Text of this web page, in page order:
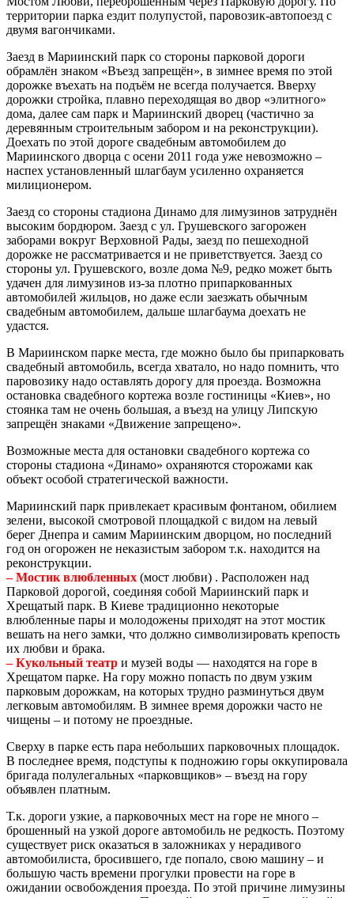
территории парка ездит полупустой, паровозик-автопоезд с
двумя вагончиками.
Заезд в Мариинский парк со стороны парковой дороги
обрамлён знаком «Въезд запрещён», в зимнее время по этой
дорожке въехать на подъём не всегда получается. Вверху
дорожки стройка, плавно переходящая во двор «элитного»
дома, далее сам парк и Мариинский дворец (частично за
деревянным строительным забором и на реконструкции).
Доехать по этой дороге свадебным автомобилем до
Мариинского дворца с осени 2011 года уже невозможно –
наспех установленный шлагбаум усиленно охраняется
милиционером.
Заезд со стороны стадиона Динамо для лимузинов затруднён
высоким бордюром. Заезд с ул. Грушевского загорожен
заборами вокруг Верховной Рады, заезд по пешеходной
дорожке не рассматривается и не приветствуется. Заезд со
стороны ул. Грушевского, возле дома №9, редко может быть
удачен для лимузинов из-за плотно припаркованных
автомобилей жильцов, но даже если заезжать обычным
свадебным автомобилем, дальше шлагбаума доехать не
удастся.
В Мариинском парке места, где можно было бы припарковать
свадебный автомобиль, всегда хватало, но надо помнить, что
паровозику надо оставлять дорогу для проезда. Возможна
остановка свадебного кортежа возле гостиницы «Киев», но
стоянка там не очень большая, а въезд на улицу Липскую
запрещён знаками «Движение запрещено».
Возможные места для остановки свадебного кортежа со
стороны стадиона «Динамо» охраняются сторожами как
объект особой стратегической важности.
Мариинский парк привлекает красивым фонтаном, обилием
зелени, высокой смотровой площадкой с видом на левый
берег Днепра и самим Мариинским дворцом, но последний
год он огорожен не неказистым забором т.к. находится на
реконструкции.
– Мостик влюбленных (мост любви) . Расположен над
Парковой дорогой, соединяя собой Мариинский парк и
Хрещатый парк. В Киеве традиционно некоторые
влюбленные пары и молодожены приходят на этот мостик
вешать на него замки, что должно символизировать крепость
их любви и брака.
– Кукольный театр и музей воды — находятся на горе в
Хрещатом парке. На гору можно попасть по двум узким
парковым дорожкам, на которых трудно разминуться двум
легковым автомобилям. В зимнее время дорожки часто не
чищены – и потому не проездные.
Сверху в парке есть пара небольших парковочных площадок.
В последнее время, подступы к подножию горы оккупировала
бригада полулегальных «парковщиков» – въезд на гору
объявлен платным.
Т.к. дороги узкие, а парковочных мест на горе не много –
брошенный на узкой дороге автомобиль не редкость. Поэтому
существует риск оказаться в заложниках у нерадивого
автомобилиста, бросившего, где попало, свою машину – и
большую часть времени прогулки провести на горе в
ожидании освобождения проезда. По этой причине лимузины